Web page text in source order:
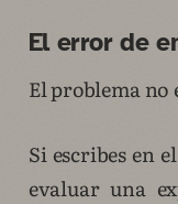
El error de
El problema no
Si escribes en
evaluar una